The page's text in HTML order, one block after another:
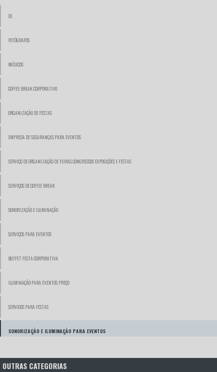
DJ
FOTÓGRAFOS
MÚSICOS
COFFEE BREAK CORPORATIVO
ORGANIZAÇÃO DE FESTAS
EMPRESA DE SEGURANÇAS PARA EVENTOS
SERVIÇO DE ORGANIZAÇÃO DE FEIRAS CONGRESSOS EXPOSIÇÕES E FESTAS
SERVIÇOS DE COFFEE BREAK
SONORIZAÇÃO E ILUMINAÇÃO
SERVIÇOS PARA EVENTOS
BUFFET FESTA CORPORATIVA
ILUMINAÇÃO PARA EVENTOS PREÇO
SERVICOS PARA FESTAS
SONORIZAÇÃO E ILUMINAÇÃO PARA EVENTOS
OUTRAS CATEGORIAS